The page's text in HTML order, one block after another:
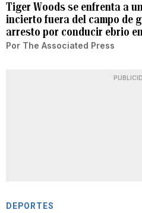
Tiger Woods se enfrenta a
incierto fuera del campo de
arresto por conducir ebrio
Por The Associated Press
DEPORTES